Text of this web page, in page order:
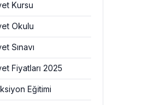
Kursu
Okulu
Sınavı
Fiyatları 2025
Eğitimi